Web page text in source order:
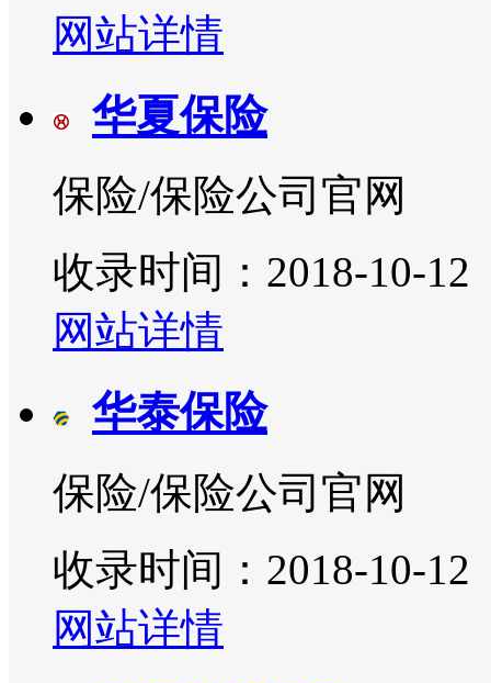
网站详情
华夏保险
保险/保险公司官网
收录时间：2018-10-12
网站详情
华泰保险
保险/保险公司官网
收录时间：2018-10-12
网站详情